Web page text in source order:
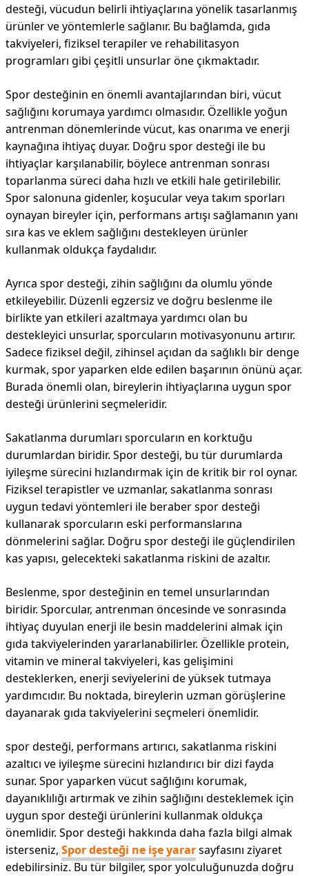
desteği, vücudun belirli ihtiyaçlarına yönelik tasarlanmış
ürünler ve yöntemlerle sağlanır. Bu bağlamda, gıda
takviyeleri, fiziksel terapiler ve rehabilitasyon
programları gibi çeşitli unsurlar öne çıkmaktadır.
Spor desteğinin en önemli avantajlarından biri, vücut
sağlığını korumaya yardımcı olmasıdır. Özellikle yoğun
antrenman dönemlerinde vücut, kas onarıma ve enerji
kaynağına ihtiyaç duyar. Doğru spor desteği ile bu
ihtiyaçlar karşılanabilir, böylece antrenman sonrası
toparlanma süreci daha hızlı ve etkili hale getirilebilir.
Spor salonuna gidenler, koşucular veya takım sporları
oynayan bireyler için, performans artışı sağlamanın yanı
sıra kas ve eklem sağlığını destekleyen ürünler
kullanmak oldukça faydalıdır.
Ayrıca spor desteği, zihin sağlığını da olumlu yönde
etkileyebilir. Düzenli egzersiz ve doğru beslenme ile
birlikte yan etkileri azaltmaya yardımcı olan bu
destekleyici unsurlar, sporcuların motivasyonunu artırır.
Sadece fiziksel değil, zihinsel açıdan da sağlıklı bir denge
kurmak, spor yaparken elde edilen başarının önünü açar.
Burada önemli olan, bireylerin ihtiyaçlarına uygun spor
desteği ürünlerini seçmeleridir.
Sakatlanma durumları sporcuların en korktuğu
durumlardan biridir. Spor desteği, bu tür durumlarda
iyileşme sürecini hızlandırmak için de kritik bir rol oynar.
Fiziksel terapistler ve uzmanlar, sakatlanma sonrası
uygun tedavi yöntemleri ile beraber spor desteği
kullanarak sporcuların eski performanslarına
dönmelerini sağlar. Doğru spor desteği ile güçlendirilen
kas yapısı, gelecekteki sakatlanma riskini de azaltır.
Beslenme, spor desteğinin en temel unsurlarından
biridir. Sporcular, antrenman öncesinde ve sonrasında
ihtiyaç duyulan enerji ile besin maddelerini almak için
gıda takviyelerinden yararlanabilirler. Özellikle protein,
vitamin ve mineral takviyeleri, kas gelişimini
desteklerken, enerji seviyelerini de yüksek tutmaya
yardımcıdır. Bu noktada, bireylerin uzman görüşlerine
dayanarak gıda takviyelerini seçmeleri önemlidir.
spor desteği, performans artırıcı, sakatlanma riskini
azaltıcı ve iyileşme sürecini hızlandırıcı bir dizi fayda
sunar. Spor yaparken vücut sağlığını korumak,
dayanıklılığı artırmak ve zihin sağlığını desteklemek için
uygun spor desteği ürünlerini kullanmak oldukça
önemlidir. Spor desteği hakkında daha fazla bilgi almak
isterseniz, Spor desteği ne işe yararsayfasını ziyaret
edebilirsiniz. Bu tür bilgiler, spor yolculuğunuzda doğru